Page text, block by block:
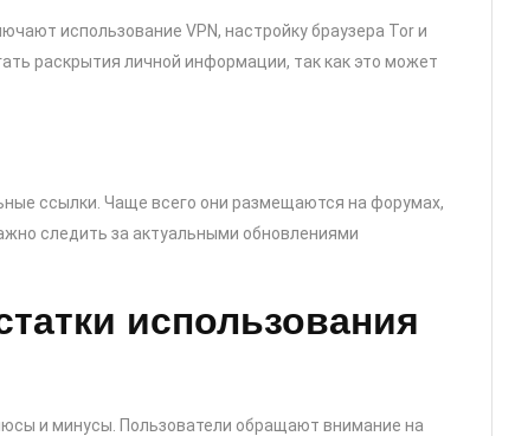
использование VPN, настройку браузера Tor и
раскрытия личной информации, так как это может
ссылки. Чаще всего они размещаются на форумах,
следить за актуальными обновлениями
использования
и минусы. Пользователи обращают внимание на